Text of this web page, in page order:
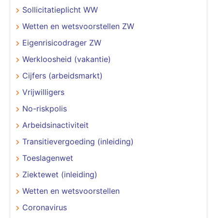
Sollicitatieplicht WW
Wetten en wetsvoorstellen ZW
Eigenrisicodrager ZW
Werkloosheid (vakantie)
Cijfers (arbeidsmarkt)
Vrijwilligers
No-riskpolis
Arbeidsinactiviteit
Transitievergoeding (inleiding)
Toeslagenwet
Ziektewet (inleiding)
Wetten en wetsvoorstellen
Coronavirus